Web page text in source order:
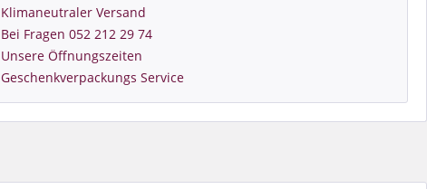
Klimaneutraler Versand
Bei Fragen 052 212 29 74
Unsere Öffnungszeiten
Geschenkverpackungs Service